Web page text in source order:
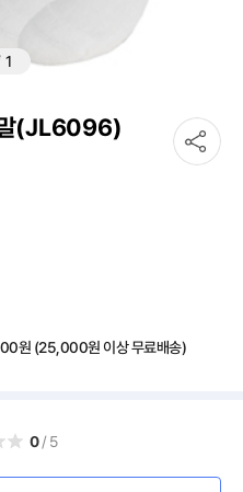
1
말(JL6096)
원 (25,000원 이상 무료배송)
0/5